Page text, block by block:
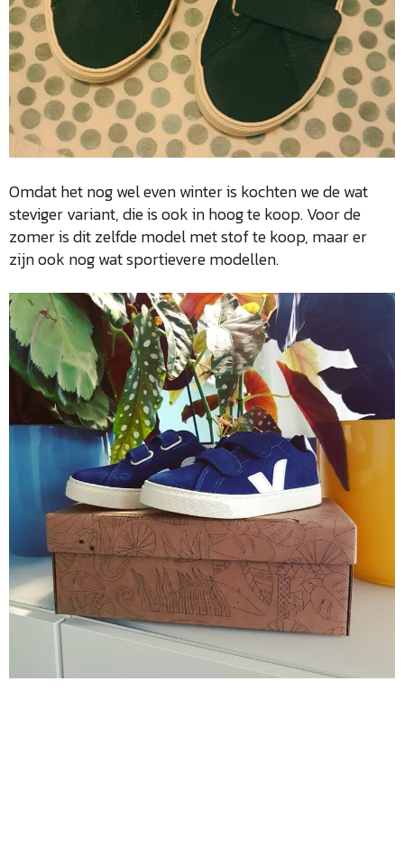
Omdat het nog wel even winter is kochten we de wat
steviger variant, die is ook in hoog te koop. Voor de
zomer is dit zelfde model met stof te koop, maar er
zijn ook nog wat sportievere modellen.